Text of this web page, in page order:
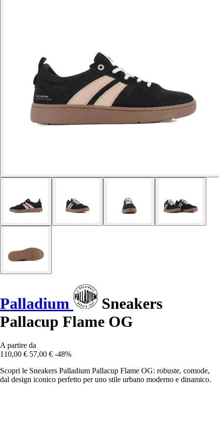
Palladium
Sneakers
Pallacup Flame OG
A partire da
110,00 € 57,00 € -48%
Scopri le Sneakers Palladium Pallacup Flame OG: robuste, comode,
dal design iconico perfetto per uno stile urbano moderno e dinamico.